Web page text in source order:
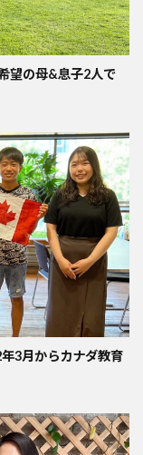
望の母&息子2人で
3月からカナダ教育